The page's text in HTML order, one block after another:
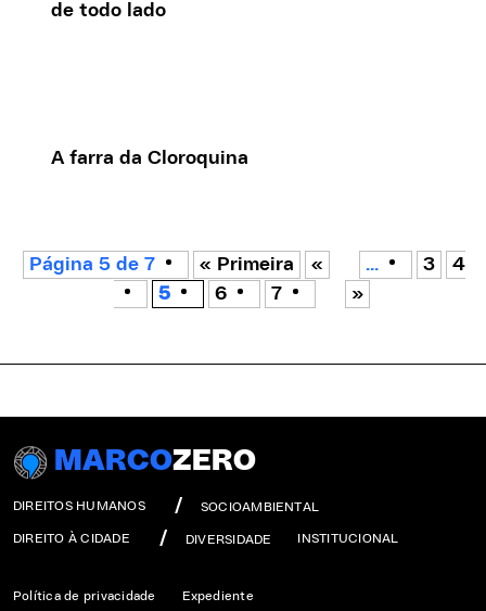
de todo lado
A farra da Cloroquina
Página 5 de 7 « Primeira « ... 3
4
5
6 7 »
MARCOZERO
DIREITOS HUMANOS SOCIOAMBIENTAL
DIREITO À CIDADE DIVERSIDADE INSTITUCIONAL
Política de privacidade Expediente